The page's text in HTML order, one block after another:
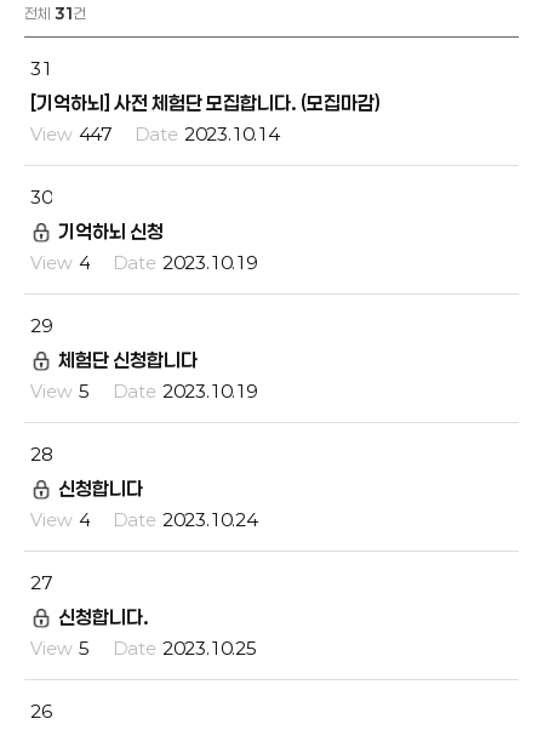
전체 31 건
31
[기억하뇌] 사전 체험단 모집합니다. (모집마감)
447 2023.10.14
30
기억하뇌 신청
4 2023.10.19
29
체험단 신청합니다
5 2023.10.19
28
신청합니다
4 2023.10.24
27
신청합니다.
5 2023.10.25
26